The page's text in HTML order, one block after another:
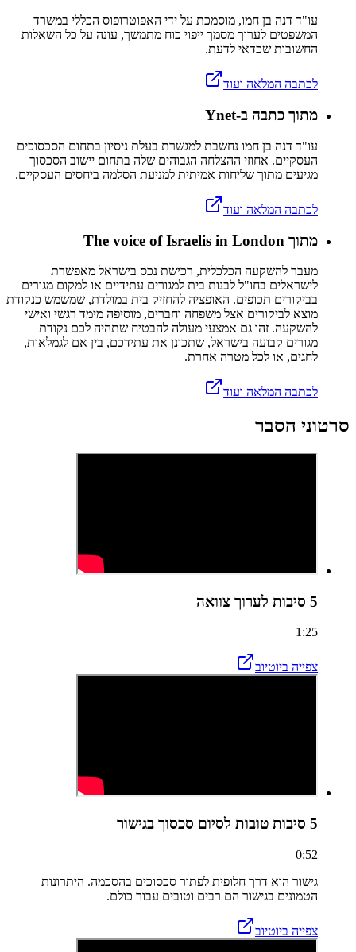
עו"ד דנה בן חמו, מוסמכת על ידי האפוטרופוס הכללי במשרד
המשפטים לערוך מסמך ייפוי כוח מתמשך, עונה על כל השאלות
החשובות שכדאי לדעת.
לכתבה המלאה ועוד
מתוך כתבה ב-Ynet
עו"ד דנה בן חמו נחשבת למגשרת בעלת ניסיון בתחום הסכסוכים
העסקיים. אחוזי ההצלחה הגבוהים שלה בתחום יישוב הסכסוך
מגיעים מתוך שליחות אמיתית למניעת הסלמה ביחסים העסקיים.
לכתבה המלאה ועוד
מתוך The voice of Israelis in London
מעבר להשקעה הכלכלית, רכישת נכס בישראל מאפשרת
לישראלים בחו"ל לבנות בית למגורים עתידיים או למקום מגורים
בביקורים תכופים. האופציה להחזיק בית במולדת, שמשמש כנקודת
מוצא לביקורים אצל משפחה וחברים, מוסיפה מימד רגשי ואישי
להשקעה. זהו גם אמצעי מעולה להבטיח שתהיה לכם נקודת
מגורים קבועה בישראל, שתכונן את עתידכם, בין אם לגמלאות,
לחגים, או לכל מטרה אחרת.
לכתבה המלאה ועוד
סרטוני הסבר
5 סיבות לערוך צוואה
1:25
צפייה ביוטיוב
5 סיבות טובות לסיום סכסוך בגישור
0:52
גישור הוא דרך חלופית לפתור סכסוכים בהסכמה. היתרונות
הטמונים בגישור הם רבים וטובים עבור כולם.
צפייה ביוטיוב